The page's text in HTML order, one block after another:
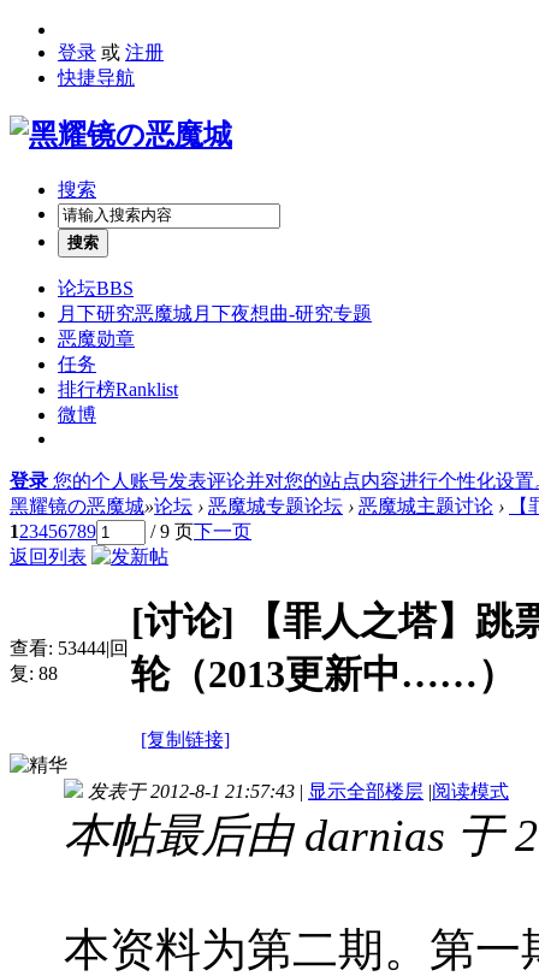
登录 或 注册
快捷导航
搜索
搜索
论坛BBS
月下研究恶魔城月下夜想曲-研究专题
恶魔勋章
任务
排行榜Ranklist
微博
登录 您的个人账号发表评论并对您的站点内容进行个性化设置
黑耀镜の恶魔城»论坛 › 恶魔城专题论坛 › 恶魔城主题讨论 ›
123456789 / 9 页下一页
返回列表
查看: 53444|回
复: 88
[讨论]
【罪人之塔】
轮（2013更新中……）
[复制链接]
发表于 2012-8-1 21:57:43 | 显示全部楼层 |阅读模式
本帖最后由 darnias 于
本资料为第二期。第一